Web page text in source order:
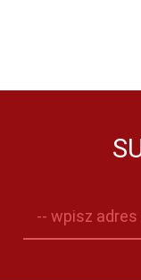
-- wpisz adres